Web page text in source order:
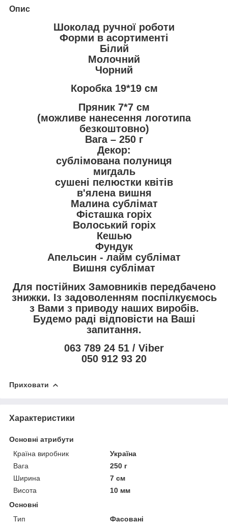
Опис
Шоколад ручної роботи
Форми в асортименті
Білий
Молочний
Чорний
Коробка 19*19 см
Пряник 7*7 см
(можливе нанесення логотипа
безкоштовно)
Вага – 250 г
Декор:
сублімована полуниця
мигдаль
сушені пелюстки квітів
в'ялена вишня
Малина сублімат
Фісташка горіх
Волоський горіх
Кешью
Фундук
Апельсин - лайм сублімат
Вишня сублімат
Для постійних Замовників передбачено
знижки. Із задоволенням поспілкуємось
з Вами з приводу наших виробів.
Будемо раді відповісти на Ваші
запитання.
063 789 24 51 / Viber
050 912 93 20
Приховати
Характеристики
Основні атрибути
Країна виробник
Україна
Вага
250 г
Ширина
7 см
Висота
10 мм
Основні
Тип
Фасовані